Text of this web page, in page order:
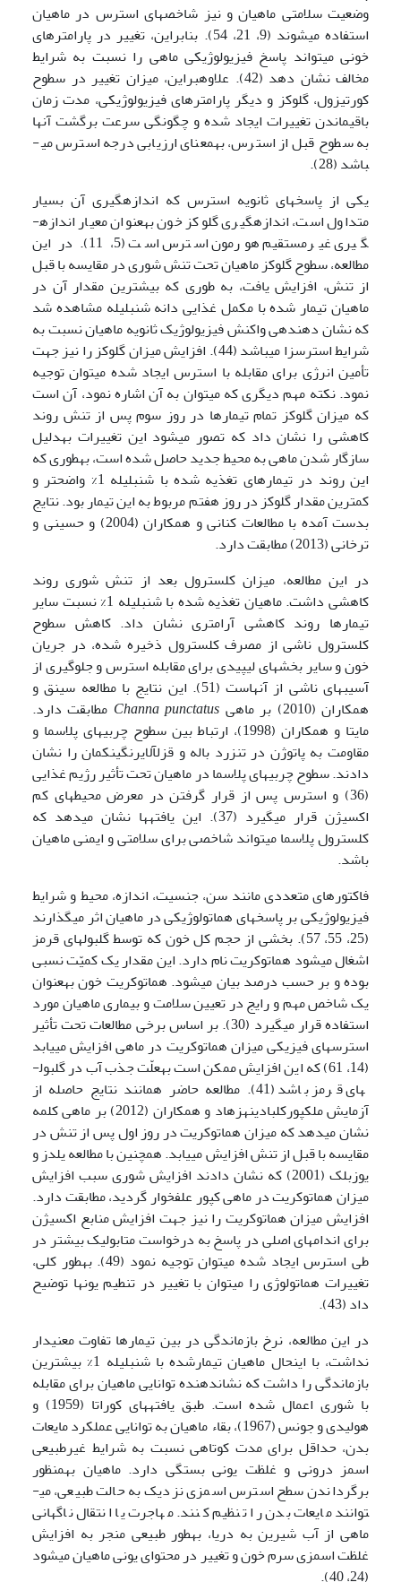
وضعیت سلامتی ماهیان و نیز شاخص­های استرس در ماهیان
استفاده می­شوند (9، 21، 54). بنابراین، تغییر در پارامترهای
خونی می­تواند پاسخ فیزیولوژیکی ماهی را نسبت به شرایط
مخالف نشان دهد (42). علاوه­براین، میزان تغییر در سطوح
کورتیزول، گلوکز و دیگر پارامترهای فیزیولوژیکی، مدت زمان
باقیماندن تغییرات ایجاد شده و چگونگی سرعت برگشت آن­ها
به سطوح قبل از استرس، به­معنای ارزیابی درجه استرس می­
باشد (28).
یکی از پاسخ­های ثانویه­ استرس که اندازه­گیری آن بسیار
متداول است، اندازه­گیری گلوکز خون به­عنوان معیار اندازه­
گیری غیرمستقیم هورمون استرس است (5، 11). در این
مطالعه، سطوح گلوکز ماهیان تحت تنش شوری در مقایسه با قبل
از تنش، افزایش یافت، به طوری که بیشترین مقدار آن در
ماهیان تیمار شده با مکمل غذایی دانه شنبلیله مشاهده شد
که نشان دهنده­ی واکنش فیزیولوژیک ثانویه ماهیان نسبت به
شرایط استرس­زا می­باشد (44). افزایش میزان گلوکز را نیز جهت
تأمین انرژی برای مقابله با استرس ایجاد شده می­توان توجیه
نمود. نکته مهم دیگری که می­توان به آن اشاره نمود، آن است
که میزان گلوکز تمام تیمارها در روز سوم پس از تنش روند
کاهشی را نشان داد که تصور می­شود این تغییرات به­دلیل
سازگار شدن ماهی به محیط جدید حاصل شده است، به­طوری که
این روند در تیمارهای تغذیه شده با شنبلیله 1% واضح­تر و
کمترین مقدار گلوکز در روز هفتم مربوط به این تیمار بود. نتایج
بدست آمده با مطالعات کنانی و همکاران (2004) و حسینی و
ترخانی (2013) مطابقت دارد.
در این مطالعه، میزان کلسترول بعد از تنش شوری روند
کاهشی داشت. ماهیان تغذیه شده با شنبلیله 1% نسبت سایر
تیمارها روند کاهشی آرام­تری نشان داد. کاهش سطوح
کلسترول ناشی از مصرف کلسترول ذخیره شده، در جریان
خون و سایر بخش­های لیپیدی برای مقابله استرس و جلوگیری از
آسیب­های ناشی از آنهاست (51). این نتایج با مطالعه سینق و
همکاران (2010) بر ماهی
Channa punctatus مطابقت دارد.
مایتا و همکاران (1998)، ارتباط بین سطوح چربی­های پلاسما و
مقاومت به پاتوژن در تن­زرد باله و قزل­آلای­رنگین­کمان را نشان
دادند. سطوح چربی­های پلاسما در ماهیان تحت تأثیر رژیم غذایی
(36) و استرس پس از قرار گرفتن در معرض محیط­های کم
اکسیژن قرار می­گیرد (37). این یافته­ها نشان می­دهد که
کلسترول پلاسما می­تواند شاخصی برای سلامتی و ایمنی ماهیان
باشد.
فاکتورهای متعددی مانند سن، جنسیت، اندازه، محیط و شرایط
فیزیولوژیکی بر پاسخ­های هماتولوژیکی در ماهیان اثر می­گذارند
(25، 55، 57). بخشی از حجم کل خون که توسط گلبول­های قرمز
اشغال می­شود هماتوکریت نام دارد. این مقدار یک کمیّت نسبی
بوده و بر حسب درصد بیان می­شود. هماتوکریت خون به­عنوان
یک شاخص مهم و رایج در تعیین سلامت و بیماری ماهیان مورد
استفاده قرار می­گیرد (30). بر اساس برخی مطالعات تحت تأثیر
استرس­های فیزیکی میزان هماتوکریت در ماهی افزایش می­یابد
(14، 61) که این افزایش ممکن است به­علّت جذب آب در گلبول­
های قرمز باشد (41). مطالعه حاضر همانند نتایج حاصله از
آزمایش ملک­پورکلبادینه­زهاد و همکاران (2012) بر ماهی کلمه
نشان می­دهد که میزان هماتوکریت در روز اول پس از تنش در
مقایسه با قبل از تنش افزایش می­یابد. همچنین با مطالعه یلدز و
یوزبلک (2001) که نشان دادند افزایش شوری سبب افزایش
میزان هماتوکریت در ماهی کپور علفخوار گردید، مطابقت دارد.
افزایش میزان هماتوکریت را نیز جهت افزایش منابع اکسیژن
برای اندام­های اصلی در پاسخ به درخواست متابولیک بیشتر در
طی استرس ایجاد شده می­توان توجیه نمود (49). به­طور کلی،
تغییرات هماتولوژی را می­توان با تغییر در تنطیم یون­ها توضیح
داد (43).
در این مطالعه، نرخ بازماندگی در بین تیمارها تفاوت معنی­دار
نداشت، با این­حال ماهیان تیمارشده با شنبلیله 1% بیشترین
بازماندگی را داشت که نشان­دهنده توانایی ماهیان برای مقابله
با شوری اعمال شده است. طبق یافته­های کوراتا (1959) و
هولیدی و جونس (1967)، بقاء ماهیان به توانایی عملکرد مایعات
بدن، حداقل برای مدت کوتاهی نسبت به شرایط غیرطبیعی
اسمز درونی و غلظت یونی بستگی دارد. ماهیان به­منظور
برگرداندن سطح استرس اسمزی نزدیک به حالت طبیعی، می­
توانند مایعات بدن را تنظیم کنند. مهاجرت یا انتقال ناگهانی
ماهی از آب شیرین به دریا، به­طور طبیعی منجر به افزایش
غلظت اسمزی سرم خون و تغییر در محتوای یونی ماهیان می­شود
(24، 40).